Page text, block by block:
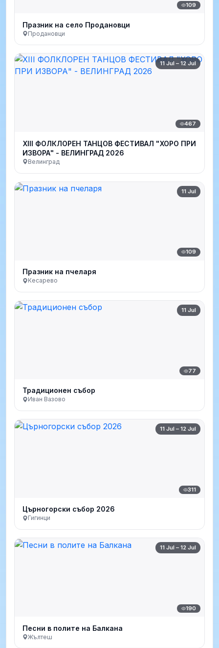
109
Празник на село Продановци
Продановци
11 Jul – 12 Jul
467
XIII ФОЛКЛОРЕН ТАНЦОВ ФЕСТИВАЛ "ХОРО ПРИ
ИЗВОРА" - ВЕЛИНГРАД 2026
Велинград
11 Jul
109
Празник на пчеларя
Кесарево
11 Jul
77
Традиционен събор
Иван Вазово
11 Jul – 12 Jul
311
Църногорски събор 2026
Гигинци
11 Jul – 12 Jul
190
Песни в полите на Балкана
Жълтеш